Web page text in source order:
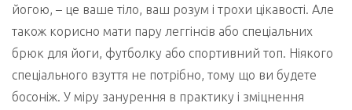
йогою, – це ваше тіло, ваш розум і трохи цікавості. Але
також корисно мати пару леггінсів або спеціальних
брюк для йоги, футболку або спортивний топ. Ніякого
спеціального взуття не потрібно, тому що ви будете
босоніж. У міру занурення в практику і зміцнення